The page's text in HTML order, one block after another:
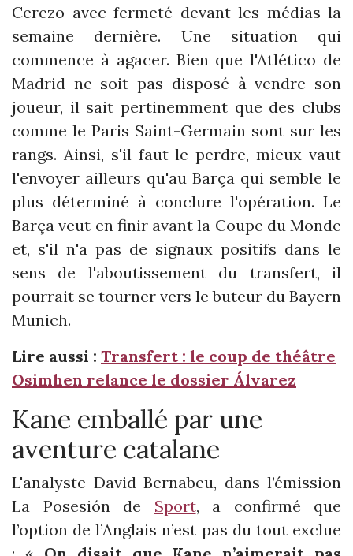
Cerezo avec fermeté devant les médias la
semaine dernière. Une situation qui
commence à agacer. Bien que l'Atlético de
Madrid ne soit pas disposé à vendre son
joueur, il sait pertinemment que des clubs
comme le Paris Saint-Germain sont sur les
rangs. Ainsi, s'il faut le perdre, mieux vaut
l'envoyer ailleurs qu'au Barça qui semble le
plus déterminé à conclure l'opération. Le
Barça veut en finir avant la Coupe du Monde
et, s'il n'a pas de signaux positifs dans le
sens de l'aboutissement du transfert, il
pourrait se tourner vers le buteur du Bayern
Munich.
Lire aussi : Transfert : le coup de théâtre
Osimhen relance le dossier Álvarez
Kane emballé par une
aventure catalane
L'analyste David Bernabeu, dans l’émission
La Posesión de Sport, a confirmé que
l’option de l’Anglais n’est pas du tout exclue